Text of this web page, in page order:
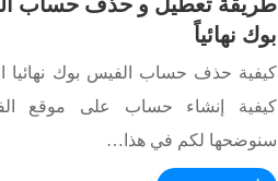
بوك نهائياً
كيفية حذف حساب الفيس بوك نهائيا
كيفية إنشاء حساب على موقع
سنوضحها لكم في هذا…